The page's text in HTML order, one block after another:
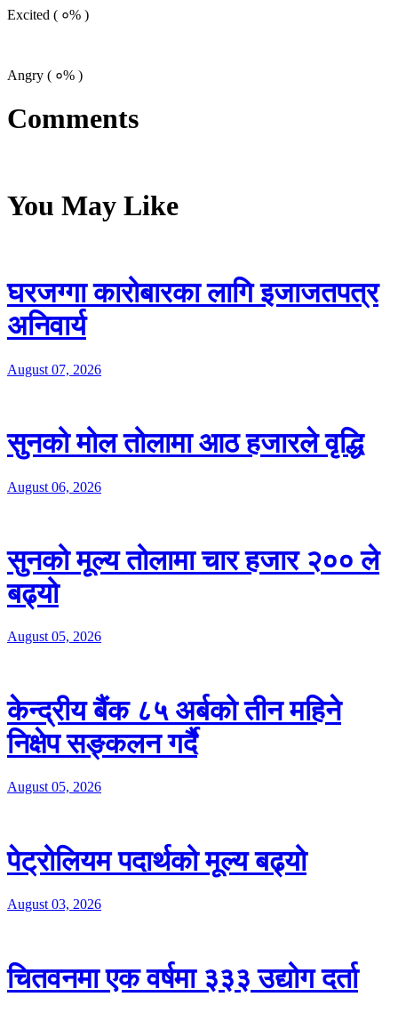
Excited ( ०% )
Angry ( ०% )
Comments
You May Like
घरजग्गा कारोबारका लागि इजाजतपत्र
अनिवार्य
August 07, 2026
सुनको मोल तोलामा आठ हजारले वृद्धि
August 06, 2026
सुनको मूल्य तोलामा चार हजार २०० ले
बढ्यो
August 05, 2026
केन्द्रीय बैंक ८५ अर्बको तीन महिने
निक्षेप सङ्कलन गर्दै
August 05, 2026
पेट्रोलियम पदार्थको मूल्य बढ्यो
August 03, 2026
चितवनमा एक वर्षमा ३३३ उद्योग दर्ता